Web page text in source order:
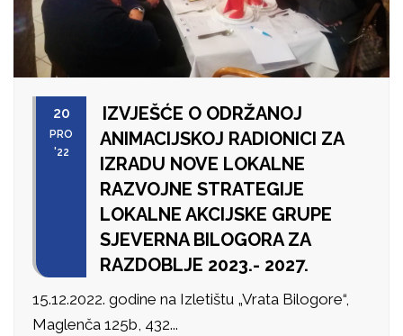
20
PRO
'22
IZVJEŠĆE O ODRŽANOJ
ANIMACIJSKOJ RADIONICI ZA
IZRADU NOVE LOKALNE
RAZVOJNE STRATEGIJE
LOKALNE AKCIJSKE GRUPE
SJEVERNA BILOGORA ZA
RAZDOBLJE 2023.- 2027.
15.12.2022. godine na Izletištu „Vrata Bilogore“,
Maglenča 125b, 432...